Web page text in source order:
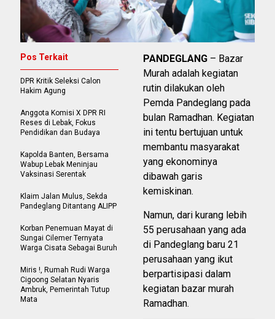
PANDEGLANG – Bazar
Murah adalah kegiatan
rutin dilakukan oleh
Pemda Pandeglang pada
bulan Ramadhan. Kegiatan
ini tentu bertujuan untuk
membantu masyarakat
yang ekonominya
dibawah garis
kemiskinan.
Namun, dari kurang lebih
55 perusahaan yang ada
di Pandeglang baru 21
perusahaan yang ikut
berpartisipasi dalam
kegiatan bazar murah
Ramadhan.
Pos Terkait
DPR Kritik Seleksi Calon
Hakim Agung
Anggota Komisi X DPR RI
Reses di Lebak, Fokus
Pendidikan dan Budaya
Kapolda Banten, Bersama
Wabup Lebak Meninjau
Vaksinasi Serentak
Klaim Jalan Mulus, Sekda
Pandeglang Ditantang ALIPP
Korban Penemuan Mayat di
Sungai Cilemer Ternyata
Warga Cisata Sebagai Buruh
Miris !, Rumah Rudi Warga
Cigoong Selatan Nyaris
Ambruk, Pemerintah Tutup
Mata